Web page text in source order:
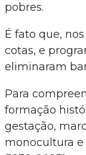
pobres.
É fato que,
cotas, e
eliminaram
Para
formação
gestação,
monocultura e